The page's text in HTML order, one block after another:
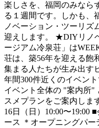
楽しさを、福岡のみなら
る１週間です。しかも、
ノベーション・ツーリズ
迎えします。 ★DIYリノ
ージアム冷泉荘」は
荘は、築56年を迎える飽
集まる人たちが生み出す
年間300件近くのイベン
イベント全体の "案内所"
スメプランをご案内しま
16日（日）10:00〜19:00
ース ＊オープニングパ